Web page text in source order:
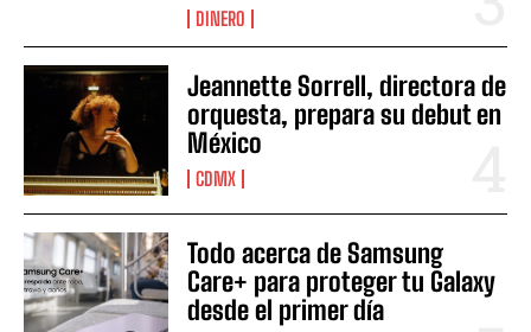
DINERO
Jeannette Sorrell, directora de
orquesta, prepara su debut en
México
CDMX
Todo acerca de Samsung
Care+ para proteger tu Galaxy
desde el primer día